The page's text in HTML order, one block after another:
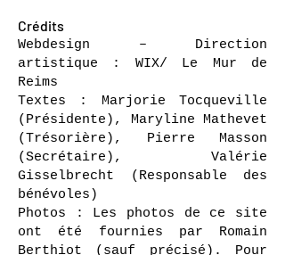
Crédits
Webdesign – Direction
artistique : WIX/ Le Mur de
Reims
Textes : Marjorie Tocqueville
(Présidente), Maryline Mathevet
(Trésorière), Pierre Masson
(Secrétaire), Valérie
Gisselbrecht (Responsable des
bénévoles)
Photos : Les photos de ce site
ont été fournies par Romain
Berthiot (sauf précisé). Pour